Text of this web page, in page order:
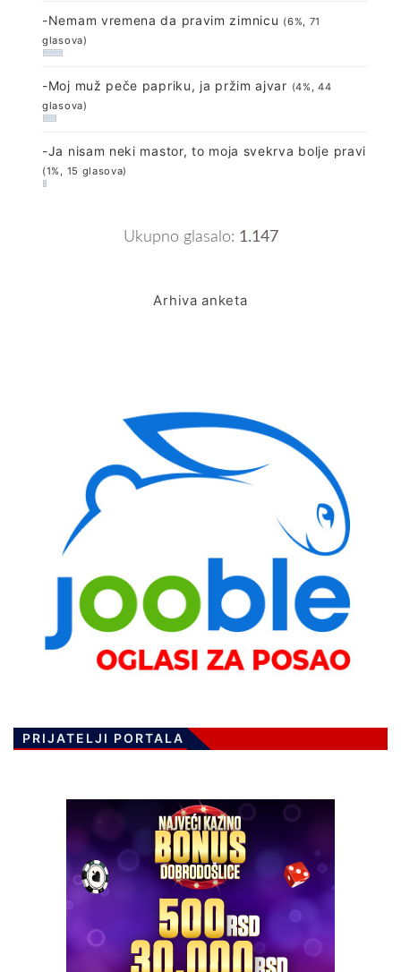
-Nemam vremena da pravim zimnicu (6%, 71
glasova)
-Moj muž peče papriku, ja pržim ajvar (4%, 44
glasova)
-Ja nisam neki mastor, to moja svekrva bolje pravi
(1%, 15 glasova)
Ukupno glasalo: 1.147
Arhiva anketa
PRIJATELJI PORTALA